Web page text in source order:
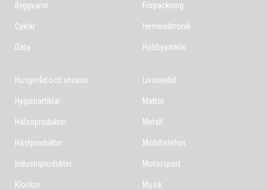
Byggvaror
Cyklar
Data
Förpackning
Hemelektronik
Hobbyartiklar
Husgeråd och vitvaror
Hygienartiklar
Hälsoprodukter
Hästprodukter
Industriprodukter
Klockor
Livsmedel
Mattor
Metall
Mobiltelefon
Motorsport
Musik